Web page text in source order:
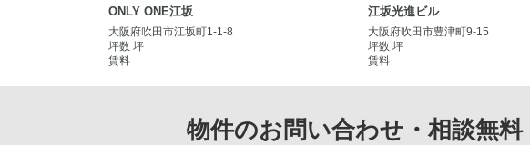
ONLY ONE江坂
大阪府吹田市江坂町1-1-8
坪数 坪
賃料
江坂光進ビル
大阪府吹田市豊津町9-15
坪数 坪
賃料
物件のお問い合わせ・相談無料